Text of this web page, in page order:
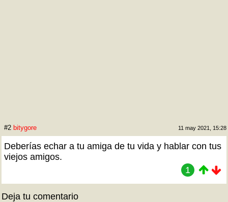
#2 bitygore 11 may 2021, 15:28
Deberías echar a tu amiga de tu vida y hablar con tus
viejos amigos.
1
Deja tu comentario